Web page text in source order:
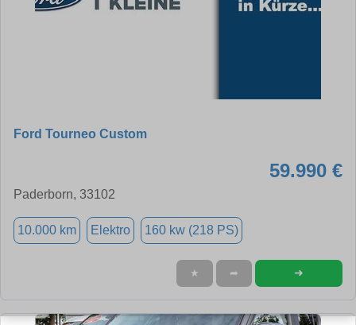
Ford Tourneo Custom
59.990 €
Paderborn, 33102
10.000 km Elektro 160 kw (218 PS)
★ ➦ ➜